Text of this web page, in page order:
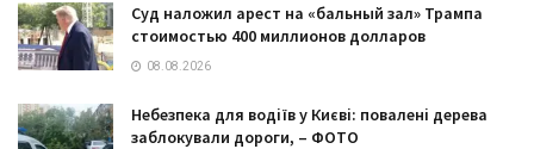
Суд наложил арест на «бальный зал» Трампа
стоимостью 400 миллионов долларов
08.08.2026
Небезпека для водіїв у Києві: повалені дерева
заблокували дороги, – ФОТО